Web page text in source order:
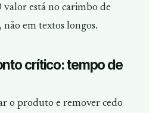
valor está no carimbo de
em textos longos.
crítico: tempo de
o produto e remover cedo